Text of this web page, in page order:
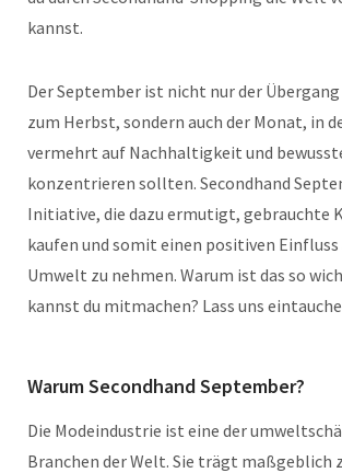
kannst.
Der September ist nicht nur der
zum Herbst, sondern auch der Monat, in
vermehrt auf Nachhaltigkeit und
konzentrieren sollten. Secondhand
Initiative, die dazu ermutigt, gebrauchte
kaufen und somit einen positiven Einfluss
Umwelt zu nehmen. Warum ist das so
kannst du mitmachen? Lass uns
Warum Secondhand September?
Die Modeindustrie ist eine der
Branchen der Welt. Sie trägt maßgeblich